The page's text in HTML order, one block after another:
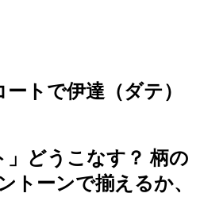
トで伊達（ダテ）
」どうこなす？ 柄の
トーンで揃えるか、